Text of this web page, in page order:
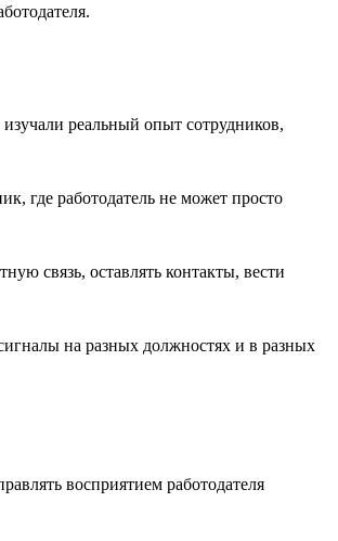
реальный опыт сотрудников,
где работодатель не может просто
связь, оставлять контакты, вести
на разных должностях и в разных
восприятием работодателя